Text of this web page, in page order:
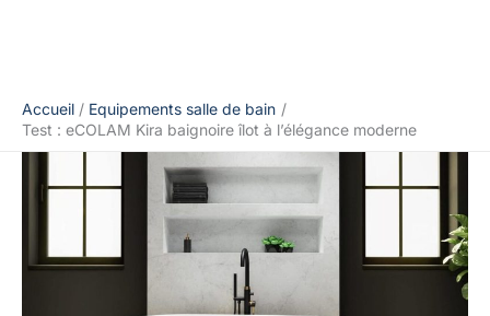
Accueil
Equipements salle de bain
Test : eCOLAM Kira baignoire îlot à l’élégance moderne